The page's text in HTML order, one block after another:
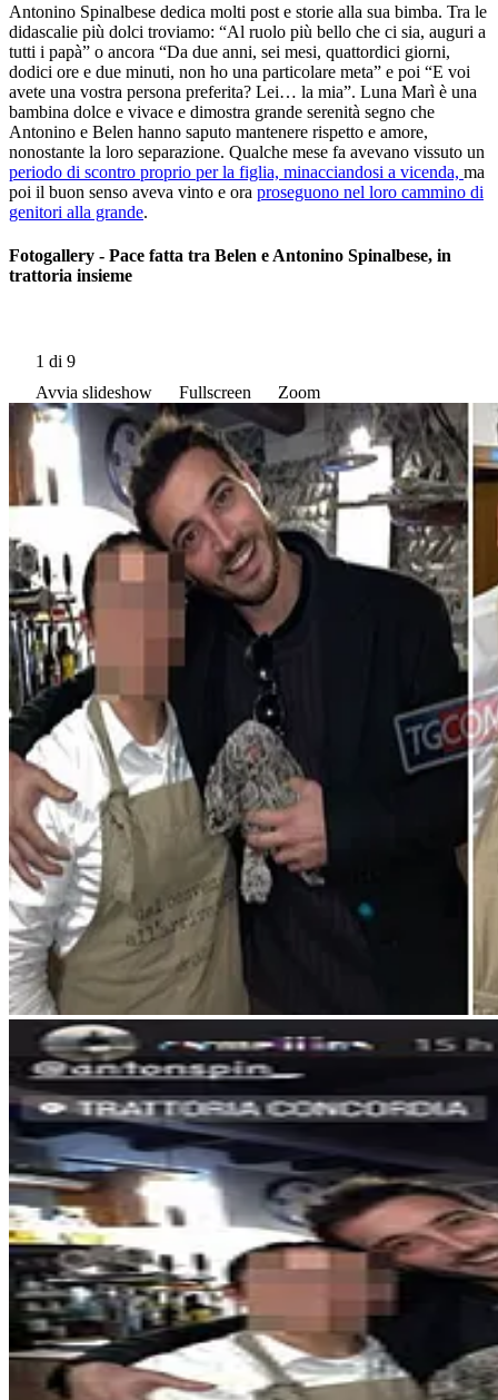
Antonino Spinalbese dedica molti post e storie alla sua bimba. Tra le
didascalie più dolci troviamo: “Al ruolo più bello che ci sia, auguri a
tutti i papà” o ancora “Da due anni, sei mesi, quattordici giorni,
dodici ore e due minuti, non ho una particolare meta” e poi “E voi
avete una vostra persona preferita? Lei… la mia”. Luna Marì è una
bambina dolce e vivace e dimostra grande serenità segno che
Antonino e Belen hanno saputo mantenere rispetto e amore,
nonostante la loro separazione. Qualche mese fa avevano vissuto un
periodo di scontro proprio per la figlia, minacciandosi a vicenda, ma
poi il buon senso aveva vinto e ora proseguono nel loro cammino di
genitori alla grande.
Fotogallery - Pace fatta tra Belen e Antonino Spinalbese, in
trattoria insieme
1 di 9
Avvia slideshow
Fullscreen Zoom